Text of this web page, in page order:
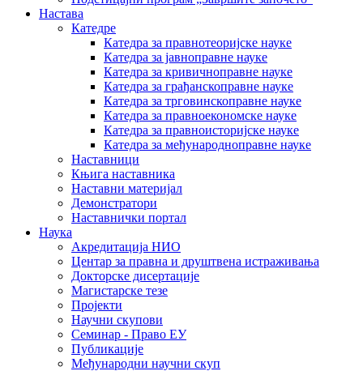
Настава
Катедре
Катедра за правнотеоријске науке
Катедра за јавноправне науке
Катедра за кривичноправне науке
Катедра за грађанскоправне науке
Катедра за трговинскоправне науке
Катедра за правноекономске науке
Катедра за правноисторијске науке
Катедра за међународноправне науке
Наставници
Књига наставника
Наставни материјал
Демонстратори
Наставнички портал
Наука
Акредитација НИО
Центар за правна и друштвена истраживања
Докторске дисертације
Магистарске тезе
Пројекти
Научни скупови
Семинар - Право ЕУ
Публикације
Међународни научни скуп